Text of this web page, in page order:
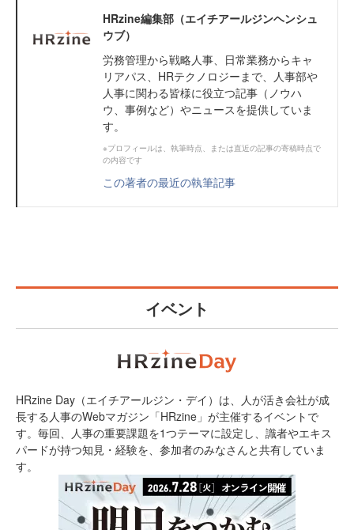
HRzine編集部（エイチアールジンヘンシュ
ウブ）
労務管理から戦略人事、日常業務からキャ
リアパス、HRテクノロジーまで、人事部や
人事に関わる皆様に役立つ記事（ノウハ
ウ、事例など）やニュースを提供していま
す。
※プロフィールは、執筆時点、または直近の記事の寄稿時点で
の内容です
この著者の最近の執筆記事
イベント
HRzine Day（エイチアールジン・デイ）は、人が活き会社が成
長する人事のWebマガジン「HRzine」が主催するイベントで
す。毎回、人事の重要課題を1つテーマに設定し、識者やエキス
パードが持つ知見・経験を、参加者のみなさんと共有していま
す。